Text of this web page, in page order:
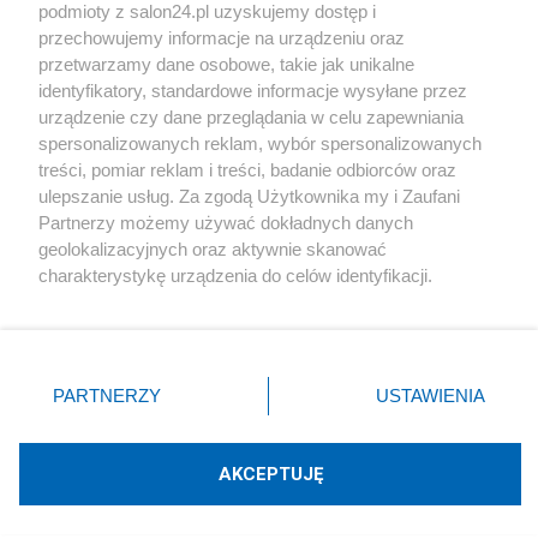
Społeczeństwo
Kultura
X Facebook Instagram Youtube
Technologię dostarcza:W3media.pl
podmioty z salon24.pl uzyskujemy dostęp i
przechowujemy informacje na urządzeniu oraz
przetwarzamy dane osobowe, takie jak unikalne
identyfikatory, standardowe informacje wysyłane przez
urządzenie czy dane przeglądania w celu zapewniania
spersonalizowanych reklam, wybór spersonalizowanych
treści, pomiar reklam i treści, badanie odbiorców oraz
ulepszanie usług. Za zgodą Użytkownika my i Zaufani
Partnerzy możemy używać dokładnych danych
geolokalizacyjnych oraz aktywnie skanować
charakterystykę urządzenia do celów identyfikacji.
zmienić/wycofać klikając przycisk ustawień prywatności
znajdujący się w lewym dolnym rogu strony
rodzaje przetwarzania danych nie wymagają zgody
użytkownika, ale masz prawo sprzeciwić się takiemu
PARTNERZY USTAWIENIA
AKCEPTUJĘ